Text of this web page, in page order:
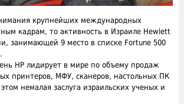
крупнейших международных
кадрам, то активность в Израиле Hewlett
занимающей 9 место в списке Fortune 500
НР лидирует в мире по объему продаж
принтеров, МФУ, сканеров, настольных ПК
немалая заслуга израильских ученых и